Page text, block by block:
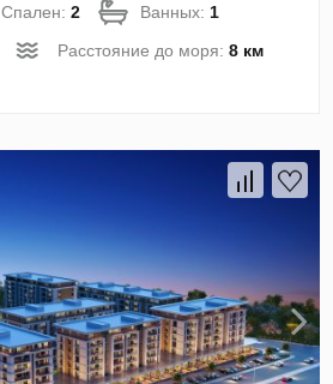
Спален:2 Ванных: 1
Расстояние до моря:8 км